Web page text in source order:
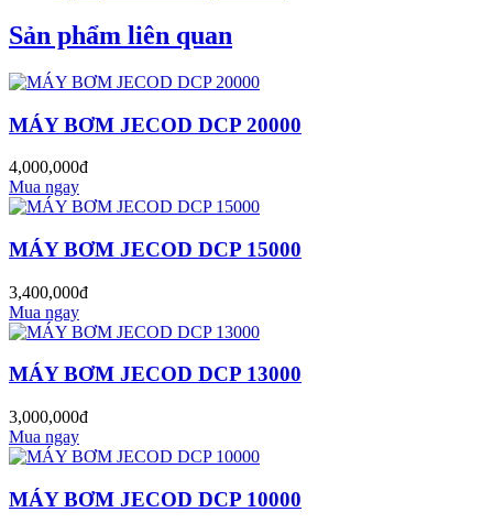
Sản phẩm liên quan
MÁY BƠM JECOD DCP 20000
4,000,000đ
Mua ngay
MÁY BƠM JECOD DCP 15000
3,400,000đ
Mua ngay
MÁY BƠM JECOD DCP 13000
3,000,000đ
Mua ngay
MÁY BƠM JECOD DCP 10000